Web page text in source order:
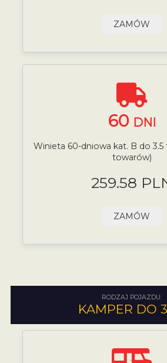
ZAMÓW
60 DNI
Winieta 60-dniowa kat. B do
towarów)
259.58
ZAMÓW
RODZAJ POJAZDU:
KAMPER DO